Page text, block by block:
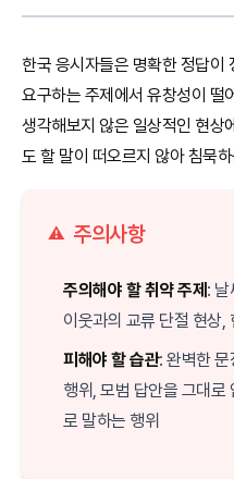
한국 응시자들은 명확한 정답이
요구하는 주제에서 유창성이 떨
생각해보지 않은 일상적인 현상
도 할 말이 떠오르지 않아 침묵
⚠️ 주의사항
주의해야 할 취약 주제 :
이웃과의 교류 단절 현상,
피해야 할 습관: 완벽한
행위, 모범 답안을 그대로
로 말하는 행위